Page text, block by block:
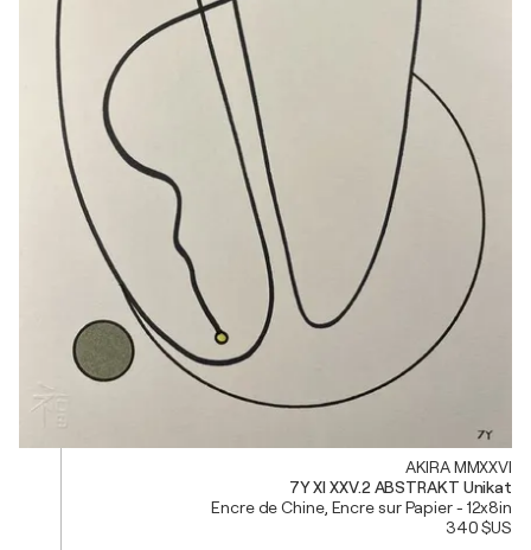
AKIRA MMXXVI
7Y XI XXV.2 ABSTRAKT Unikat
Encre de Chine, Encre sur Papier - 12x8in
340 $US